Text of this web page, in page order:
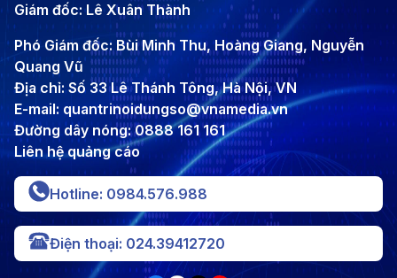
Giám đốc: Lê Xuân Thành
Phó Giám đốc: Bùi Minh Thu, Hoàng Giang, Nguyễn
Quang Vũ
Địa chỉ: Số 33 Lê Thánh Tông, Hà Nội, VN
E-mail: quantrinoidungso@vnamedia.vn
Đường dây nóng: 0888 161 161
Liên hệ quảng cáo
Hotline: 0984.576.988
Điện thoại: 024.39412720